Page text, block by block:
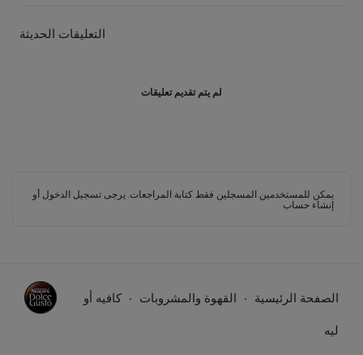
التعليقات الحديثة
لم يتم تقديم تعليقات
يمكن للمستخدمين المسجلين فقط كتابة المراجعات. يرجى تسجيل الدخول
أو
إنشاء حساب
الصفحة الرئيسية القهوة والمشروبات كافيه أو
ليه